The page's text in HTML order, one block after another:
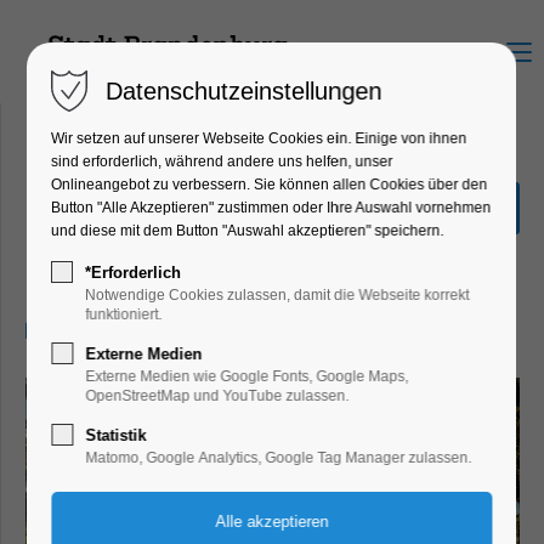
Menu
Fotoausstellung Destroying
Cultural Heritage
Ausstellung
Datenschutzeinstellungen
Wir setzen auf unserer Webseite Cookies ein. Einige von ihnen
sind erforderlich, während andere uns helfen, unser
Onlineangebot zu verbessern. Sie können allen Cookies über den
Button "Alle Akzeptieren" zustimmen oder Ihre Auswahl vornehmen
und diese mit dem Button "Auswahl akzeptieren" speichern.
*Erforderlich
Notwendige Cookies zulassen, damit die Webseite korrekt
funktioniert.
Externe Medien
Externe Medien wie Google Fonts, Google Maps,
OpenStreetMap und YouTube zulassen.
Statistik
Matomo, Google Analytics, Google Tag Manager zulassen.